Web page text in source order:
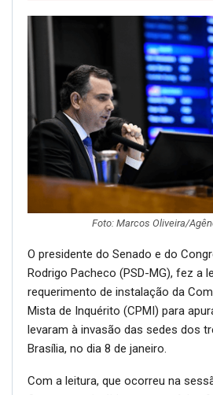
Foto: Marcos Oliveira/
O presidente do Senado e do
Rodrigo Pacheco (PSD-MG), fez a
requerimento de instalação da
Mista de Inquérito (CPMI) para
levaram à invasão das sedes dos
Brasília, no dia 8 de janeiro.
Com a leitura, que ocorreu na